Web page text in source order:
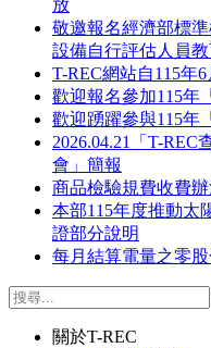
放
敬邀報名經濟部標
設備自行評估人員教
T-REC網站自115年
歡迎報名參加115年
歡迎踴躍參與115年
2026.04.21「T-
會」簡報
商品檢驗規費收費
本部115年度推動太
證部分說明
每月結算電量之零
關於T-REC